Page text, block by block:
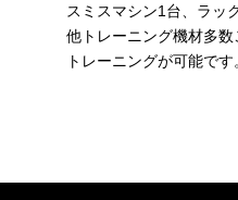
スミスマシン1台、ラッ
他トレーニング機材多
トレーニングが可能です